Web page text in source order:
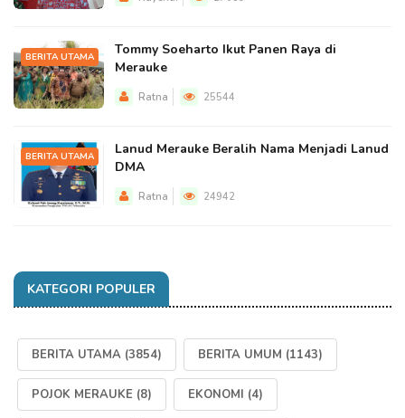
BERITA UTAMA
Tommy Soeharto Ikut Panen Raya di
Merauke
Ratna 25544
BERITA UTAMA
Lanud Merauke Beralih Nama Menjadi Lanud
DMA
Ratna 24942
KATEGORI POPULER
BERITA UTAMA (3854) BERITA UMUM (1143)
POJOK MERAUKE (8) EKONOMI (4)